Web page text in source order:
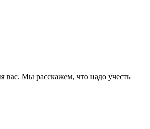
вас. Мы расскажем, что надо учесть